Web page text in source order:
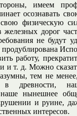
имеем
осознавать
физическую
железных дорог
не будут
работу,
и т. д. Можно
тем не
древности,
нынешнее
и руине,
интересов.